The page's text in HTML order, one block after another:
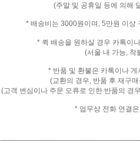
(주말 및 공휴일 등에 의해
* 배송비는 3000원이며, 5만원 이상
* 퀵 배송을 원하실 경우 카톡이
(서울 내 가능, 착
* 반품 및 환불은 카톡이나 게
(교환의 경우, 반품 후 재구
(고객 변심이나 주문 오류로 인한 반품의 경
* 업무상 전화 연결